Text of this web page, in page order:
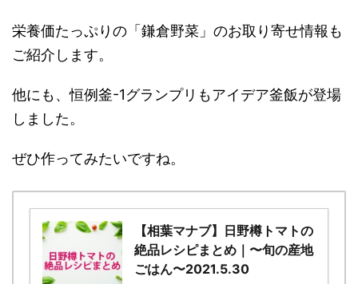
栄養価たっぷりの「鎌倉野菜」のお取り寄せ情報も
ご紹介します。
他にも、恒例釜-1グランプリもアイデア釜飯が登場
しました。
ぜひ作ってみたいですね。
【相葉マナブ】日野樽トマトの
絶品レシピまとめ｜〜旬の産地
ごはん〜2021.5.30